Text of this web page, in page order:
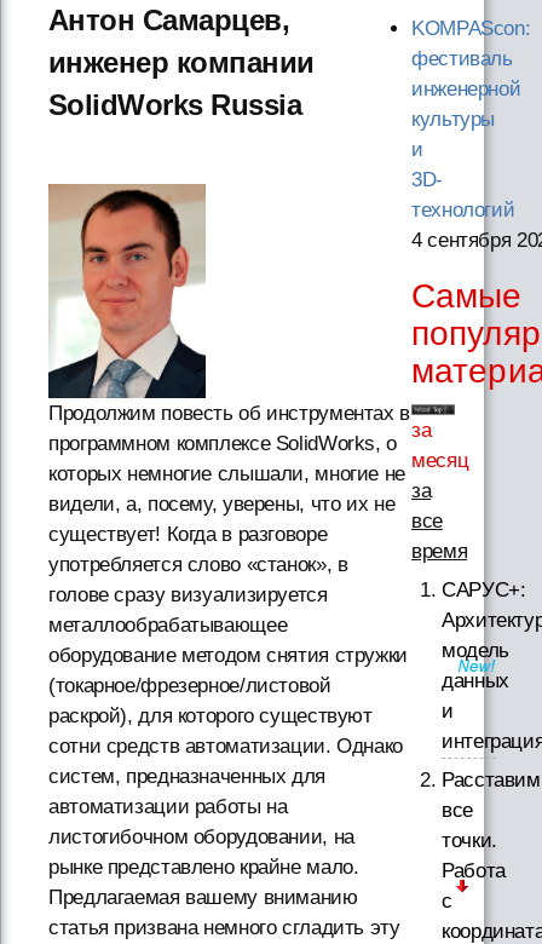
Антон Самарцев,
инженер компании
SolidWorks Russia
Продолжим повесть об инструментах в
программном комплексе SolidWorks, о
которых немногие слышали, многие не
видели, а, посему, уверены, что их не
существует! Когда в разговоре
употребляется слово «cтанок», в
голове сразу визуализируется
металлообрабатывающее
оборудование методом снятия стружки
(токарное/фрезерное/листовой
раскрой), для которого существуют
сотни средств автоматизации. Однако
систем, предназначенных для
автоматизации работы на
листогибочном оборудовании, на
рынке представлено крайне мало.
Предлагаемая вашему вниманию
статья призвана немного сгладить эту
KOMPAScon:
фестиваль
инженерной
культуры
и
3D-
технологий
4 сентября
Самые
за
месяц
за
все
время
САРУС+:
модель
данных
и
Расставим
все
точки.
Работа
с